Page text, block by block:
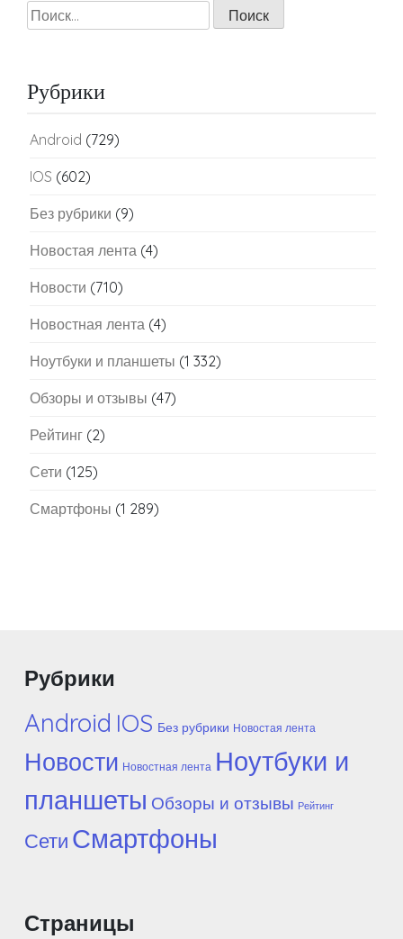
Найти:
Рубрики
Android (729)
IOS (602)
Без рубрики (9)
Новостая лента (4)
Новости (710)
Новостная лента (4)
Ноутбуки и планшеты (1 332)
Обзоры и отзывы (47)
Рейтинг (2)
Сети (125)
Смартфоны (1 289)
Рубрики
Android IOS Без рубрики Новостая лента
Новости Новостная лента Ноутбуки и
планшеты Обзоры и отзывы Рейтинг
Сети Смартфоны
Страницы